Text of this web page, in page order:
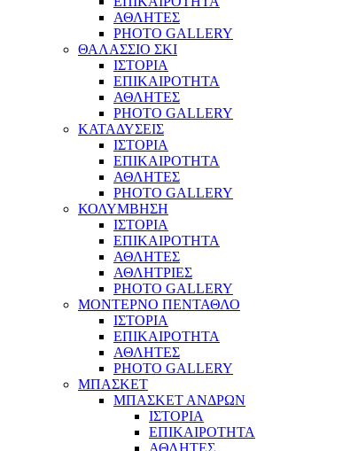
ΑΘΛΗΤΕΣ
PHOTO GALLERY
ΘΑΛΑΣΣΙΟ ΣΚΙ
ΙΣΤΟΡΙΑ
ΕΠΙΚΑΙΡΟΤΗΤΑ
ΑΘΛΗΤΕΣ
PHOTO GALLERY
ΚΑΤΑΔΥΣΕΙΣ
ΙΣΤΟΡΙΑ
ΕΠΙΚΑΙΡΟΤΗΤΑ
ΑΘΛΗΤΕΣ
PHOTO GALLERY
ΚΟΛΥΜΒΗΣΗ
ΙΣΤΟΡΙΑ
ΕΠΙΚΑΙΡΟΤΗΤΑ
ΑΘΛΗΤΕΣ
ΑΘΛΗΤΡΙΕΣ
PHOTO GALLERY
ΜΟΝΤΕΡΝΟ ΠΕΝΤΑΘΛΟ
ΙΣΤΟΡΙΑ
ΕΠΙΚΑΙΡΟΤΗΤΑ
ΑΘΛΗΤΕΣ
PHOTO GALLERY
ΜΠΑΣΚΕΤ
ΜΠΑΣΚΕΤ ΑΝΔΡΩΝ
ΙΣΤΟΡΙΑ
ΕΠΙΚΑΙΡΟΤΗΤΑ
ΑΘΛΗΤΕΣ